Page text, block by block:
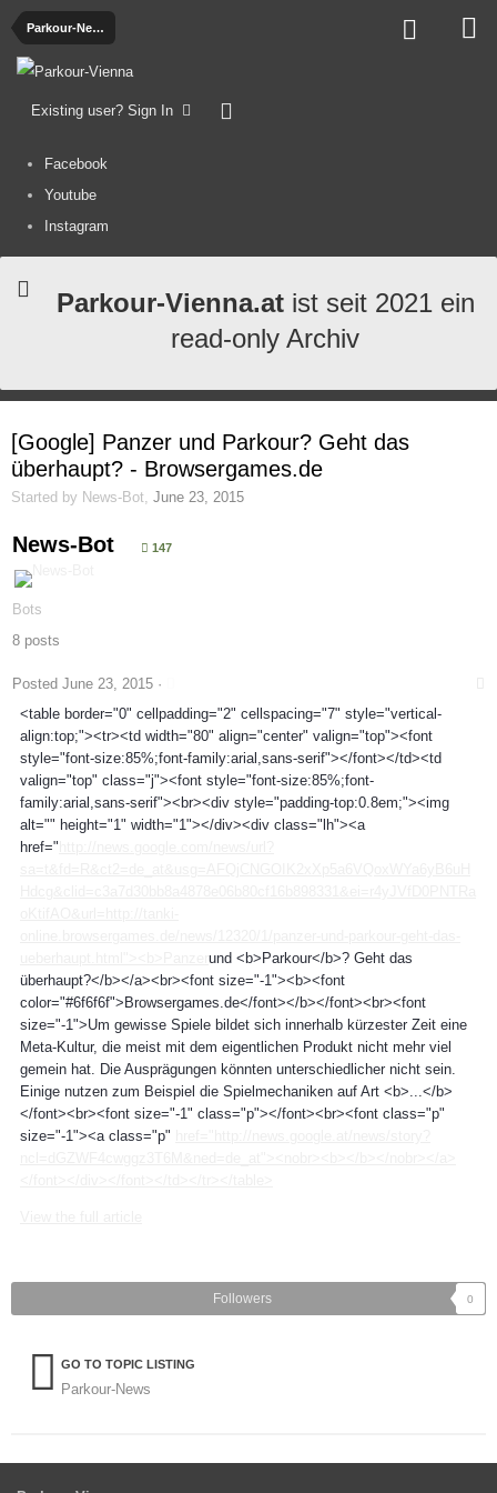
Parkour-News
Existing user? Sign In
Facebook
Youtube
Instagram
Parkour-Vienna.atist seit 2021 ein
read-only Archiv
[Google] Panzer und Parkour? Geht das
überhaupt? - Browsergames.de
Started by News-Bot June 23, 2015
News-Bot 147
Bots
8 posts
Posted June 23, 2015 ·
<table border="0" cellpadding="2" cellspacing="7" style="vertical-
align:top;"><tr><td width="80" align="center" valign="top"><font
style="font-size:85%;font-family:arial,sans-serif"></font></td><td
valign="top" class="j"><font style="font-size:85%;font-
family:arial,sans-serif"><br><div style="padding-top:0.8em;"><img
alt="" height="1" width="1"></div><div class="lh"><a
href="
und <b>Parkour</b>? Geht das
überhaupt?</b></a><br><font size="-1"><b><font
color="#6f6f6f">Browsergames.de</font></b></font><br><font
size="-1">Um gewisse Spiele bildet sich innerhalb kürzester Zeit eine
Meta-Kultur, die meist mit dem eigentlichen Produkt nicht mehr viel
gemein hat. Die Ausprägungen könnten unterschiedlicher nicht sein.
Einige nutzen zum Beispiel die Spielmechaniken auf Art <b>...</b>
</font><br><font size="-1" class="p"></font><br><font class="p"
size="-1"><a class="p"
Followers 0
GO TO TOPIC LISTING
Parkour-News